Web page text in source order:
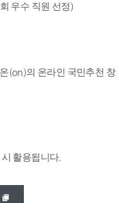
우수 직원 선정)
(on)의 온라인 국민추천 창
활용됩니다.